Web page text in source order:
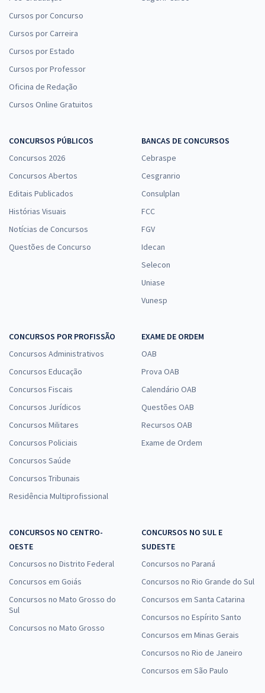
Cursos por Concurso
Cursos por Carreira
Cursos por Estado
Cursos por Professor
Oficina de Redação
Cursos Online Gratuitos
CONCURSOS PÚBLICOS
Concursos 2026
Concursos Abertos
Editais Publicados
Histórias Visuais
Notícias de Concursos
Questões de Concurso
BANCAS DE CONCURSOS
Cebraspe
Cesgranrio
Consulplan
FCC
FGV
Idecan
Selecon
Uniase
Vunesp
CONCURSOS POR PROFISSÃO
Concursos Administrativos
Concursos Educação
Concursos Fiscais
Concursos Jurídicos
Concursos Militares
Concursos Policiais
Concursos Saúde
Concursos Tribunais
Residência Multiprofissional
EXAME DE ORDEM
OAB
Prova OAB
Calendário OAB
Questões OAB
Recursos OAB
Exame de Ordem
CONCURSOS NO CENTRO-
OESTE
Concursos no Distrito Federal
Concursos em Goiás
Concursos no Mato Grosso do
Sul
Concursos no Mato Grosso
CONCURSOS NO SUL E
SUDESTE
Concursos no Paraná
Concursos no Rio Grande do Sul
Concursos em Santa Catarina
Concursos no Espírito Santo
Concursos em Minas Gerais
Concursos no Rio de Janeiro
Concursos em São Paulo